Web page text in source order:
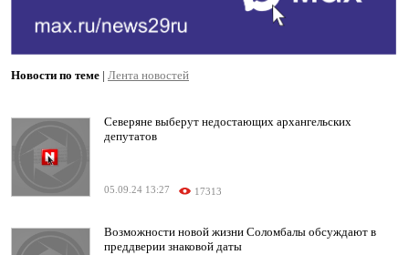
Новости по теме | Лента новостей
Северяне выберут недостающих архангельских
депутатов
05.09.24 13:27 17313
Возможности новой жизни Соломбалы обсуждают в
преддверии знаковой даты